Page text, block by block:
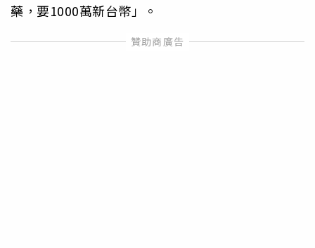
藥，要1000萬新台幣」。